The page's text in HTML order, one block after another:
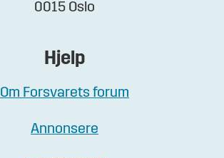
0015 Oslo
Hjelp
Om Forsvarets forum
Annonsere